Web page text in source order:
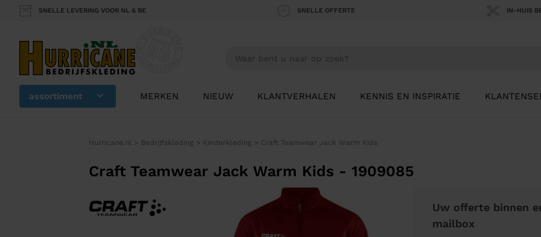
SNELLE LEVERING VOOR NL & BE SNELLE OFFERTE IN-HUIS
assortiment MERKEN NIEUW KLANTVERHALEN KENNIS EN INSPIRATIE
Hurricane.nl > Bedrijfskleding > Kinderkleding > Craft Teamwear Jack Warm Kids
Craft Teamwear Jack Warm Kids - 1909085
Uw offerte binnen
mailbox